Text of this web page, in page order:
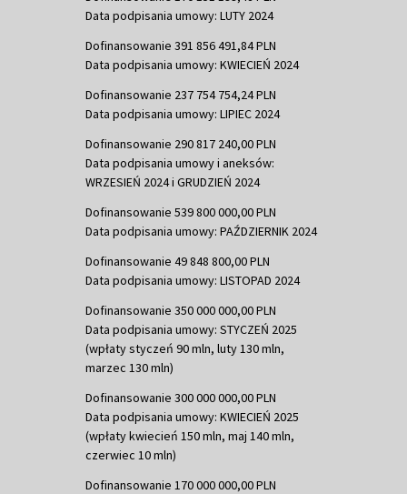
Data podpisania umowy: LUTY 2024
Dofinansowanie 391 856 491,84 PLN
Data podpisania umowy: KWIECIEŃ 2024
Dofinansowanie 237 754 754,24 PLN
Data podpisania umowy: LIPIEC 2024
Dofinansowanie 290 817 240,00 PLN
Data podpisania umowy i aneksów:
WRZESIEŃ 2024 i GRUDZIEŃ 2024
Dofinansowanie 539 800 000,00 PLN
Data podpisania umowy: PAŹDZIERNIK 2024
Dofinansowanie 49 848 800,00 PLN
Data podpisania umowy: LISTOPAD 2024
Dofinansowanie 350 000 000,00 PLN
Data podpisania umowy: STYCZEŃ 2025
(wpłaty styczeń 90 mln, luty 130 mln,
marzec 130 mln)
Dofinansowanie 300 000 000,00 PLN
Data podpisania umowy: KWIECIEŃ 2025
(wpłaty kwiecień 150 mln, maj 140 mln,
czerwiec 10 mln)
Dofinansowanie 170 000 000,00 PLN